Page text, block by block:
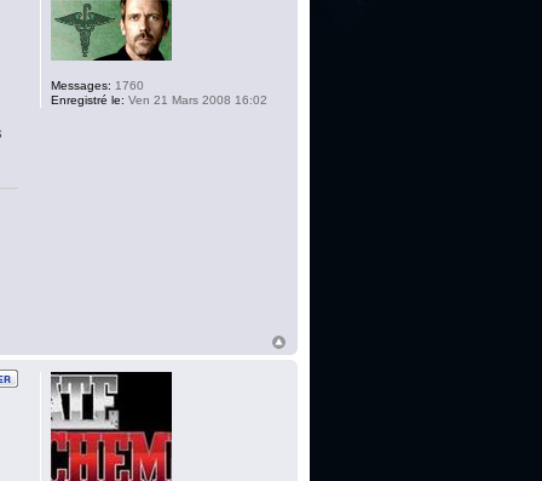
Messages: 1760
Enregistré le: Ven 21 Mars 2008 16:02